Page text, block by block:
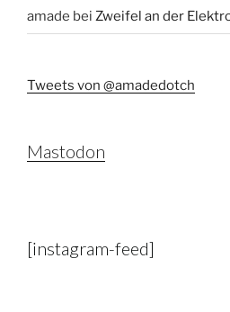
amade bei Zweifel an der
Tweets von @amadedotch
Mastodon
[instagram-feed]